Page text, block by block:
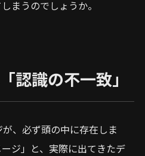
まうのでしょうか。
認識の不一致」
、必ず頭の中に存在しま
ジ」と、実際に出てきたデ